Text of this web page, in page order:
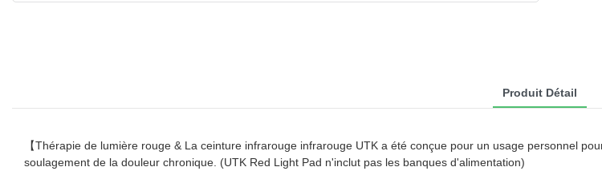
Produit Détail
【Thérapie de lumière rouge & La ceinture infrarouge infrarouge UTK a été conçue pour un usage personnel
soulagement de la douleur chronique. (UTK Red Light Pad n'inclut pas les banques d'alimentation)